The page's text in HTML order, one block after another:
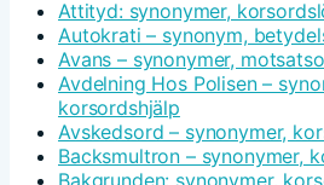
Attityd: synonymer,
Autokrati – synonym,
Avans – synonymer,
Avdelning Hos Polisen –
korsordshjälp
Avskedsord – synonymer,
Backsmultron – synonymer,
Bakgrunden: synonymer,